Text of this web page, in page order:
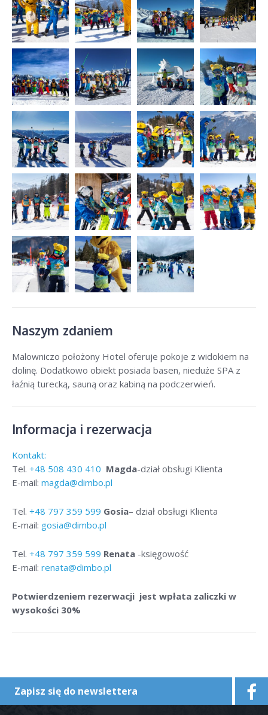
Naszym zdaniem
Malowniczo położony Hotel oferuje pokoje z widokiem na
dolinę. Dodatkowo obiekt posiada basen, nieduże SPA z
łaźnią turecką, sauną oraz kabiną na podczerwień.
Informacja i rezerwacja
Kontakt:
Tel. +48 508 430 410 Magda-dział obsługi Klienta
E-mail: magda@dimbo.pl
Tel. +48 797 359 599 Gosia– dział obsługi Klienta
E-mail: gosia@dimbo.pl
Tel. +48 797 359 599 Renata -księgowość
E-mail: renata@dimbo.pl
Potwierdzeniem rezerwacji jest wpłata zaliczki w
wysokości 30%
Zapisz się do newslettera